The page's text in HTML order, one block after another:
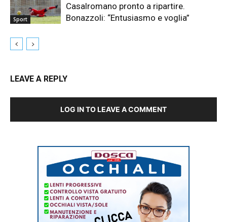
Sport
Casalromano pronto a ripartire.
Bonazzoli: “Entusiasmo e voglia”
LEAVE A REPLY
LOG IN TO LEAVE A COMMENT